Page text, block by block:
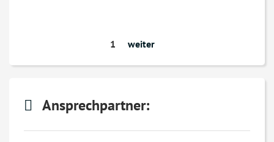
1 weiter
Ansprechpartner: